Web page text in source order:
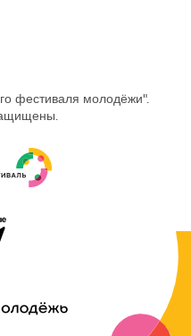
фестиваля молодёжи".